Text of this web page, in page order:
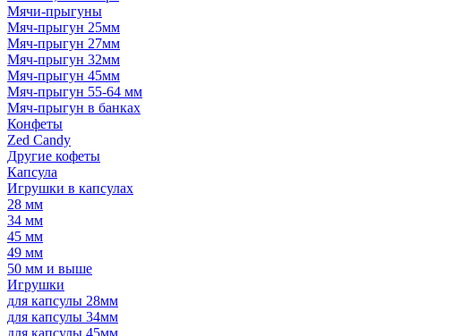
Мячи-прыгуны
Мяч-прыгун 25мм
Мяч-прыгун 27мм
Мяч-прыгун 32мм
Мяч-прыгун 45мм
Мяч-прыгун 55-64 мм
Мяч-прыгун в банках
Конфеты
Zed Candy
Другие кофеты
Капсула
Игрушки в капсулах
28 мм
34 мм
45 мм
49 мм
50 мм и выше
Игрушки
для капсулы 28мм
для капсулы 34мм
для капсулы 45мм